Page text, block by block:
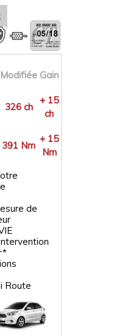
Modifiée Gain
326 ch
+ 15
ch
391 Nm
+ 15
Nm
de
Route